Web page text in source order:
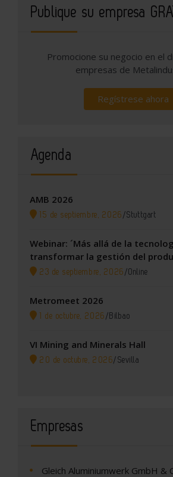
Publique su empresa
Promocione su negocio en el
empresas de
Regístrese ahora
Agenda
AMB 2026
15 de septiembre, 2026 /Stuttgart
Webinar: ´Más allá de la
transformar la gestión del
23 de septiembre, 2026 /Online
Metromeet 2026
1 de octubre, 2026 / Bilbao
VI Mining and Minerals Hall
20 de octubre, 2026/ Sevilla
Empresas
Gleich Aluminiumwerk GmbH &